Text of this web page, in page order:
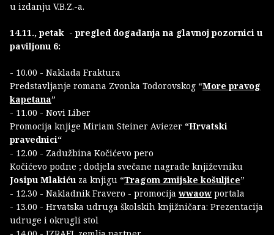
u izdanju V.B.Z.-a.
14.11., petak - pregled događanja na glavnoj pozornici u
paviljonu 6:
- 10.00 - Naklada Fraktura
Predstavljanje romana Zvonka Todorovskog “More pravog
kapetana”
- 11.00 - Novi Liber
Promocija knjige Miriam Steiner Aviezer “Hrvatski
pravednici“
- 12.00 - Zadužbina Kočićevo pero
Kočićevo podne ; dodjela svečane nagrade književniku
Josipu Mlakiću za knjigu “Tragom zmijske košuljice”
- 12.30 - Nakladnik Fravero - promocija wwaow portala
- 13.00 - Hrvatska udruga školskih knjižničara: Prezentacija
udruge i okrugli stol